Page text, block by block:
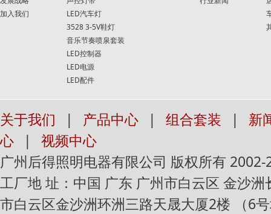
加入我们
LED汽车灯
3528 3-5V鞋灯
音乐节奏喷泉套装
LED控制器
LED电源
LED配件
关于我们 | 产品中心 | 组合套装 |
新
心
|
视频中心
广州后得照明电器有限公司 版权所有
工厂地 址：中国 广东 广州市白云区 金沙
市白云区金沙洲环洲三路天晟大厦2楼 （6